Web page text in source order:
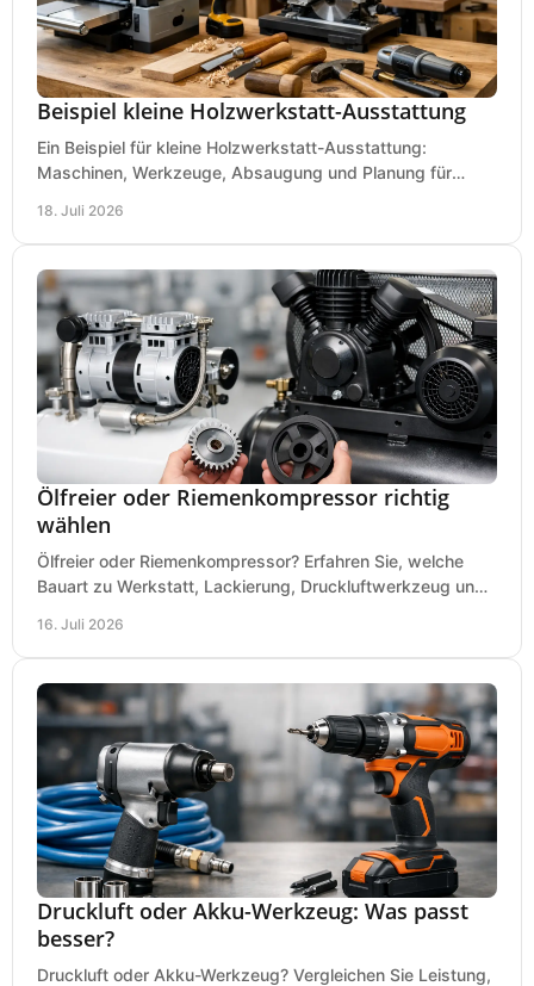
Beispiel kleine Holzwerkstatt-Ausstattung
Ein Beispiel für kleine Holzwerkstatt-Ausstattung:
Maschinen, Werkzeuge, Absaugung und Planung für
18. Juli 2026
Ölfreier oder Riemenkompressor richtig
wählen
Ölfreier oder Riemenkompressor? Erfahren Sie, welche
Bauart zu Werkstatt, Lackierung, Druckluftwerkzeug und
16. Juli 2026
Druckluft oder Akku-Werkzeug: Was passt
besser?
Druckluft oder Akku-Werkzeug? Vergleichen Sie Leistung,